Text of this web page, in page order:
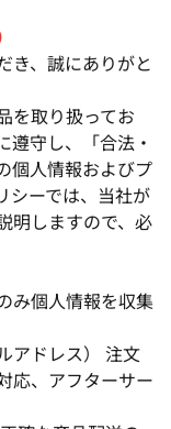
き、誠にありがと
を取り扱ってお
遵守し、「合法・
個人情報およびプ
シーでは、当社が
明しますので、必
み個人情報を収集
アドレス） 注文
応、アフターサー